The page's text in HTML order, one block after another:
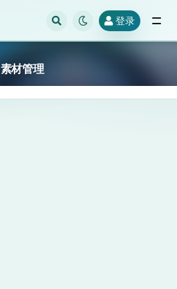
登录
素材管理